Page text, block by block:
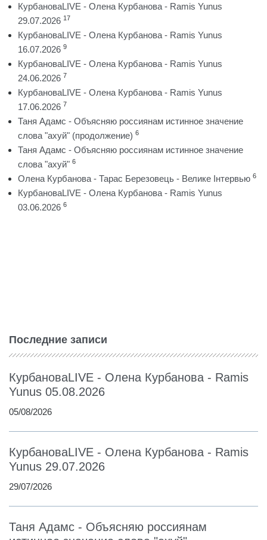
КурбановаLIVE - Олена Курбанова - Ramis Yunus
29.07.2026 17
КурбановаLIVE - Олена Курбанова - Ramis Yunus
16.07.2026 9
КурбановаLIVE - Олена Курбанова - Ramis Yunus
24.06.2026 7
КурбановаLIVE - Олена Курбанова - Ramis Yunus
17.06.2026 7
Таня Адамс - Объясняю россиянам истинное значение
слова "ахуй" (продолжение) 6
Таня Адамс - Объясняю россиянам истинное значение
слова "ахуй" 6
Олена Курбанова - Тарас Березовець - Велике Інтервью 6
КурбановаLIVE - Олена Курбанова - Ramis Yunus
03.06.2026 6
Последние записи
КурбановаLIVE - Олена Курбанова - Ramis
Yunus 05.08.2026
05/08/2026
КурбановаLIVE - Олена Курбанова - Ramis
Yunus 29.07.2026
29/07/2026
Таня Адамс - Объясняю россиянам